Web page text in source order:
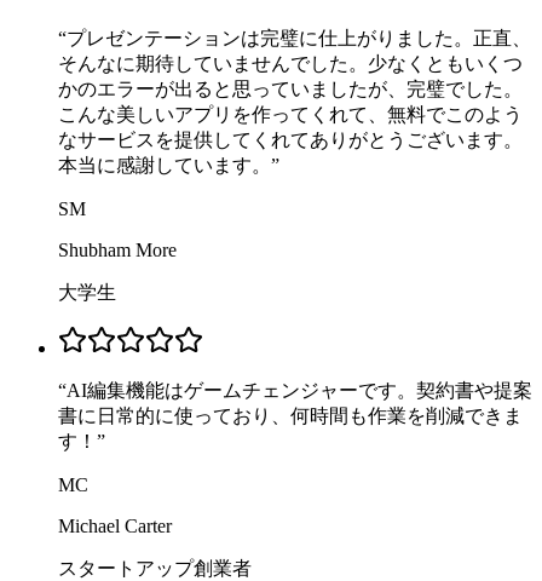
“プレゼンテーションは完璧に仕上がりました。正直、
そんなに期待していませんでした。少なくともいくつ
かのエラーが出ると思っていましたが、完璧でした。
こんな美しいアプリを作ってくれて、無料でこのよう
なサービスを提供してくれてありがとうございます。
本当に感謝しています。 ”
SM
Shubham More
大学生
“AI編集機能はゲームチェンジャーです。契約書や提案
書に日常的に使っており、何時間も作業を削減できま
す！ ”
MC
Michael Carter
スタートアップ創業者